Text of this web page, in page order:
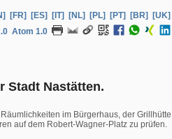
[FR] [ES] [IT] [NL] [PL] [PT] [BR]
[UK]
Atom 1.0
Stadt Nastätten.
im Bürgerhaus, der Grillhütte
auf dem Robert-Wagner-Platz zu prüfen.